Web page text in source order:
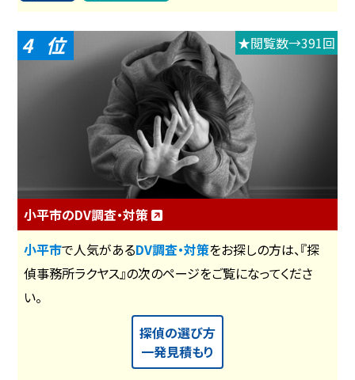
4 ★閲覧数→391回
小平市のDV調査・対策
小平市で人気があるDV調査・対策をお探しの方は、『探
偵事務所ラクヤス』の次のページをご覧になってくださ
い。
探偵の選び方
一発見積もり